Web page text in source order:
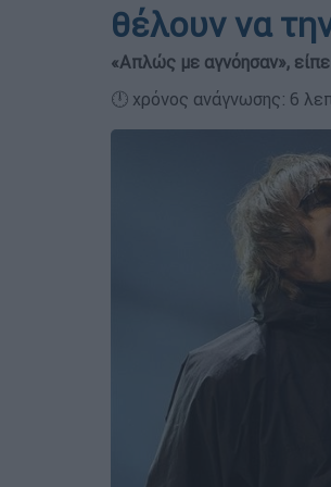
θέλουν να
«Απλώς με αγνόησαν», είπε
🕛 χρόνος ανάγνωσης: 6